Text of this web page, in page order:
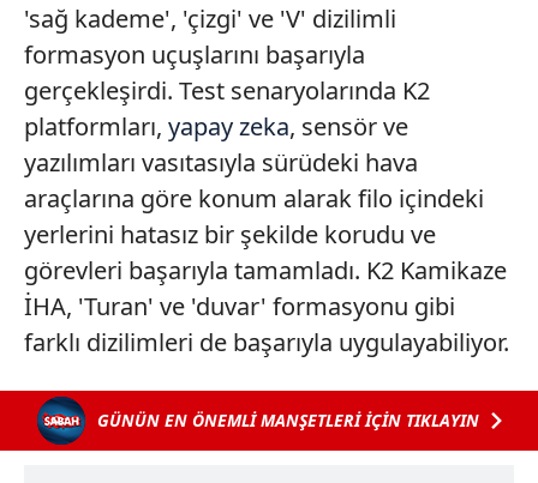
'sağ kademe', 'çizgi' ve 'V' dizilimli
formasyon uçuşlarını başarıyla
gerçekleşirdi. Test senaryolarında K2
platformları, yapay zeka, sensör ve
yazılımları vasıtasıyla sürüdeki hava
araçlarına göre konum alarak filo içindeki
yerlerini hatasız bir şekilde korudu ve
görevleri başarıyla tamamladı. K2 Kamikaze
İHA, 'Turan' ve 'duvar' formasyonu gibi
farklı dizilimleri de başarıyla uygulayabiliyor.
GÜNÜN EN ÖNEMLİ MANŞETLERİ İÇİN TIKLAYIN